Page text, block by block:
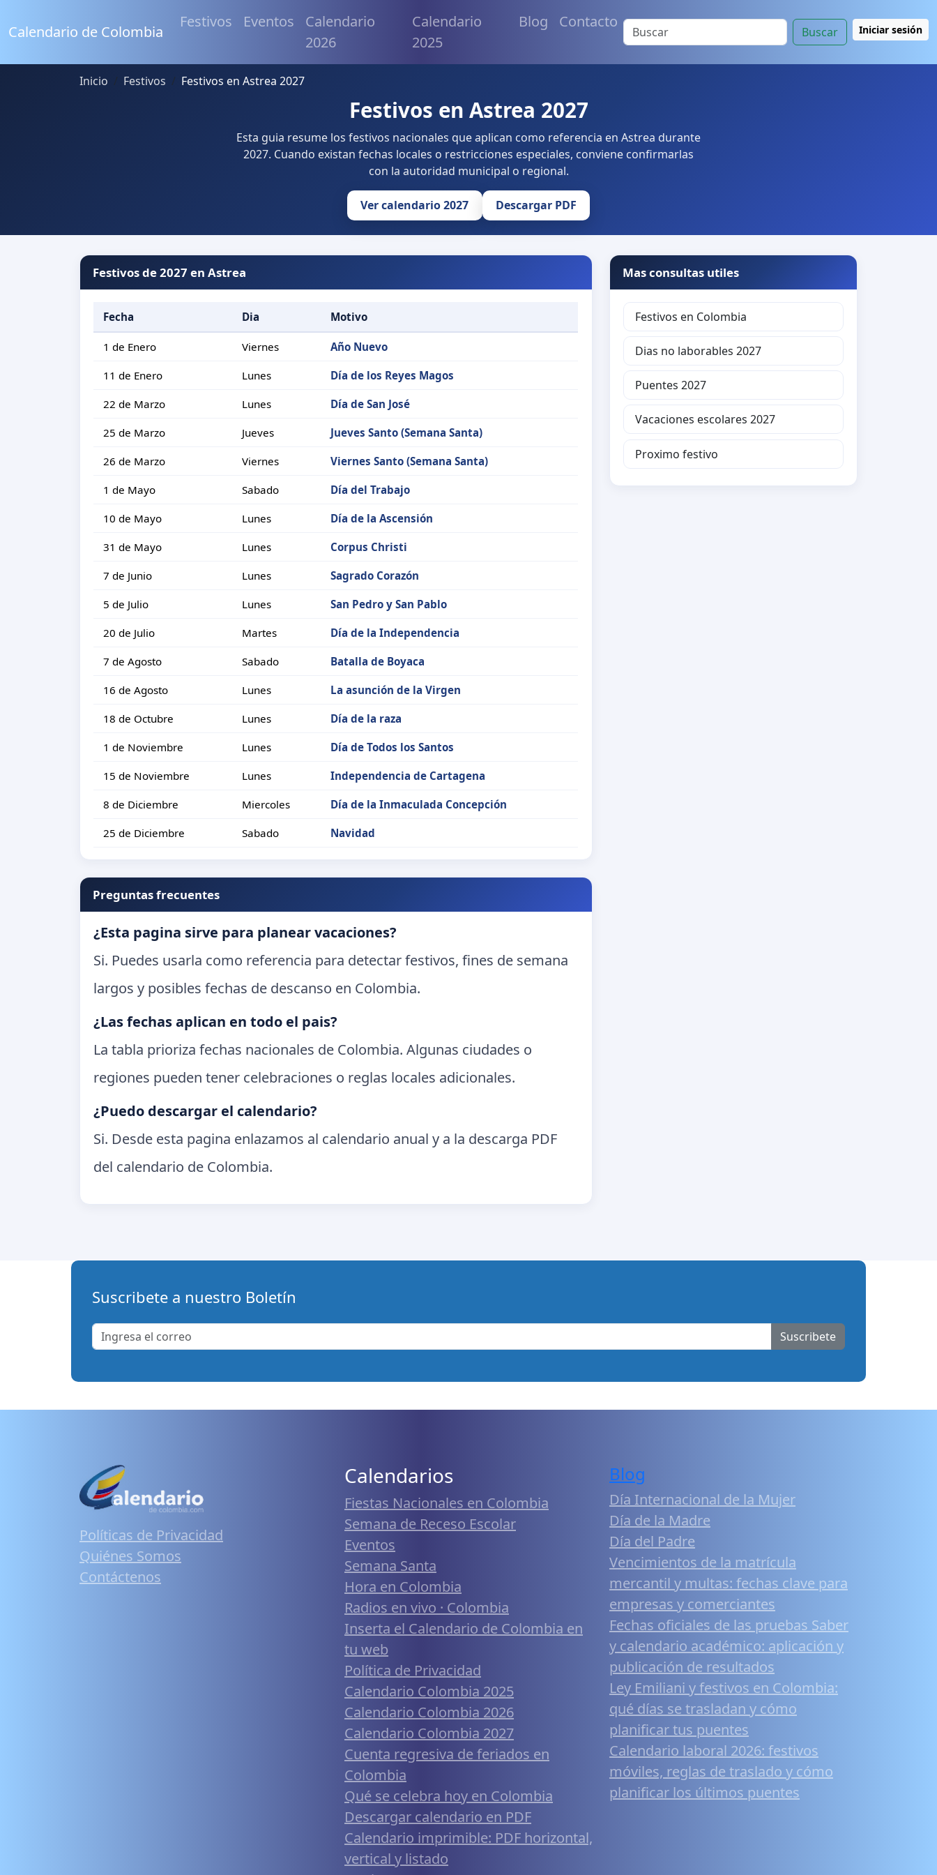
Calendario de Colombia
Festivos Eventos
Calendario
2026
Calendario
2025
Blog Contacto
Buscar Iniciar sesión
Inicio Festivos Festivos en Astrea 2027
Festivos en Astrea 2027
Esta guia resume los festivos nacionales que aplican como referencia en Astrea durante
2027. Cuando existan fechas locales o restricciones especiales, conviene confirmarlas
con la autoridad municipal o regional.
Ver calendario 2027 Descargar PDF
Festivos de 2027 en Astrea
Fecha Dia Motivo
1 de Enero Viernes Año Nuevo
11 de Enero Lunes Día de los Reyes Magos
22 de Marzo Lunes Día de San José
25 de Marzo Jueves Jueves Santo (Semana Santa)
26 de Marzo Viernes Viernes Santo (Semana Santa)
1 de Mayo Sabado Día del Trabajo
10 de Mayo Lunes Día de la Ascensión
31 de Mayo Lunes Corpus Christi
7 de Junio Lunes Sagrado Corazón
5 de Julio Lunes San Pedro y San Pablo
20 de Julio Martes Día de la Independencia
7 de Agosto Sabado Batalla de Boyaca
16 de Agosto Lunes La asunción de la Virgen
18 de Octubre Lunes Día de la raza
1 de Noviembre Lunes Día de Todos los Santos
15 de Noviembre Lunes Independencia de Cartagena
8 de Diciembre Miercoles Día de la Inmaculada Concepción
25 de Diciembre Sabado Navidad
Preguntas frecuentes
¿Esta pagina sirve para planear vacaciones?
Si. Puedes usarla como referencia para detectar festivos, fines de semana
largos y posibles fechas de descanso en Colombia.
¿Las fechas aplican en todo el pais?
La tabla prioriza fechas nacionales de Colombia. Algunas ciudades o
regiones pueden tener celebraciones o reglas locales adicionales.
¿Puedo descargar el calendario?
Si. Desde esta pagina enlazamos al calendario anual y a la descarga PDF
del calendario de Colombia.
Mas consultas utiles
Festivos en Colombia
Dias no laborables 2027
Puentes 2027
Vacaciones escolares 2027
Proximo festivo
Suscribete a nuestro Boletín
Suscribete
Políticas de Privacidad
Quiénes Somos
Contáctenos
Calendarios
Fiestas Nacionales en Colombia
Semana de Receso Escolar
Eventos
Semana Santa
Hora en Colombia
Radios en vivo · Colombia
Inserta el Calendario de Colombia en
tu web
Política de Privacidad
Calendario Colombia 2025
Calendario Colombia 2026
Calendario Colombia 2027
Cuenta regresiva de feriados en
Colombia
Qué se celebra hoy en Colombia
Descargar calendario en PDF
Calendario imprimible: PDF horizontal,
vertical y listado
Blog
Día Internacional de la Mujer
Día de la Madre
Día del Padre
Vencimientos de la matrícula
mercantil y multas: fechas clave para
empresas y comerciantes
Fechas oficiales de las pruebas Saber
y calendario académico: aplicación y
publicación de resultados
Ley Emiliani y festivos en Colombia:
qué días se trasladan y cómo
planificar tus puentes
Calendario laboral 2026: festivos
móviles, reglas de traslado y cómo
planificar los últimos puentes